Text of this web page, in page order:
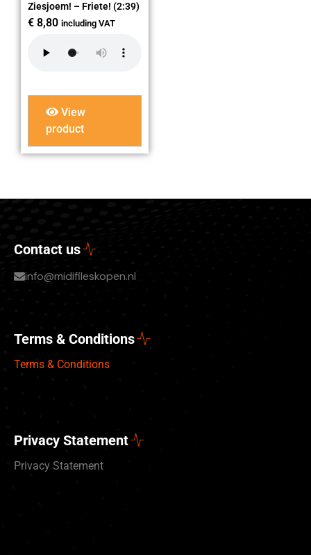
Ziesjoem! – Friete! (2:39)
€ 8,80 including VAT
View
product
Contact us
info@midifileskopen.nl
Terms & Conditions
Terms & Conditions
Privacy Statement
Privacy Statement